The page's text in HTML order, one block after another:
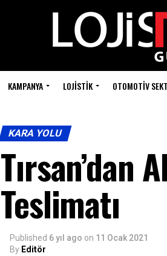
KAMPANYA LOJISTIK OTOMOTIV
KARA YOLU
Tırsan’dan
Teslimatı
Published 6 yıl ago on 11 Ocak 2021
By Editör